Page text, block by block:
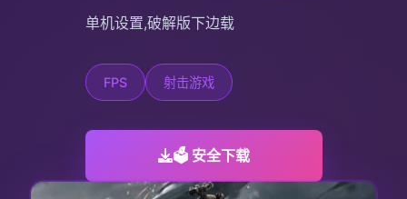
单机设置,破解版下边载
FPS 射击游戏
🗳️ 安全下载